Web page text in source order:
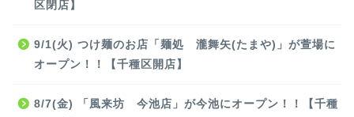
区閉店】
9/1(火) つけ麺のお店「麺処 瀧舞矢(たまや)」が萱場に
オープン！！【千種区開店】
8/7(金) 「風来坊 今池店」が今池にオープン！！【千種